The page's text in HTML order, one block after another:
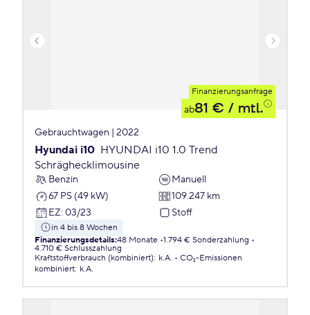
Finanzierungsanfrage
ab81 € / mtl.
Gebrauchtwagen | 2022
Hyundai i10 HYUNDAI i10 1.0 Trend
Schräghecklimousine
Benzin
Manuell
67 PS (49 kW)
109.247 km
EZ: 03/23 Stoff
in 4 bis 8 Wochen
Finanzierungsdetails:48 Monate 1.794 € Sonderzahlung
4.710 € Schlusszahlung
Kraftstoffverbrauch (kombiniert): k.A.
CO₂-Emissionen
kombiniert: k.A.